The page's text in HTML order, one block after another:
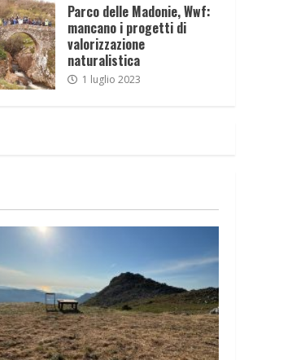
Parco delle Madonie, Wwf:
mancano i progetti di
valorizzazione
naturalistica
1 luglio 2023